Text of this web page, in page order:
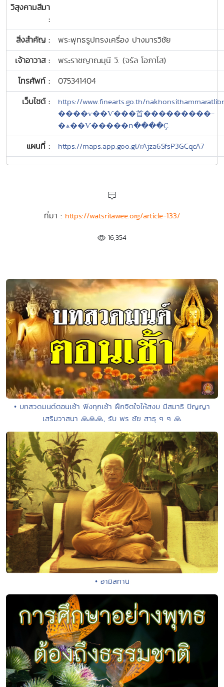
วิสุงคามสีมา
:
สิ่งสำคัญ :
พระพุทธรูปทรงเครื่อง ปางมารวิชัย
เจ้าอาวาส :
พระราชญาณมุนี วิ. (จรัล โอภาโส)
โทรศัพท์ :
075341404
เว็บไซต์ :
https://www.finearts.go.th/
����ѵ��Ѵ���⾸���������-
�ѧ��Ѵ�����ո����Ҫ
แผนที่ : https://maps.app.goo.gl/rAjza6SfsP3GCqcA7
ที่มา : https://watsritawee.org/article-133/
16,354
• บทสวดมนต์ตอนเช้า ฟังทุกเช้า ฝึกจิตใจให้สงบ มีสมาธิ ปัญญา
เสริมวาสนา 🙏🙏🙏, รับ พร ชัย สาธุ ๆ ๆ 🙏
• อามิสทาน